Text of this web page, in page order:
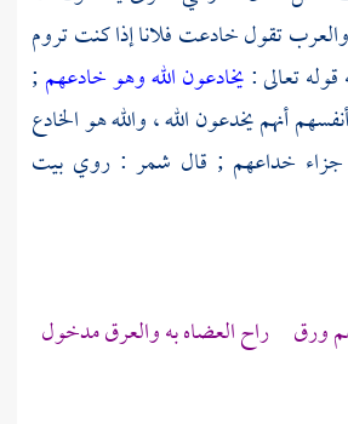
تقول خادعت فلانا إذا كنت تروم
تعالى :يخادعون الله وهو خادعهم;
أنهم يخدعون الله ، والله هو الخادع
خداعهم ; قال شمر : روي بيت
ورق راح العضاه به والعرق مدخول